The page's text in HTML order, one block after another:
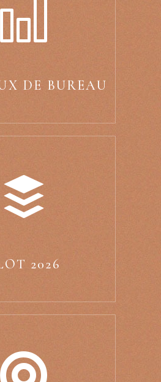
DE BUREAU
2026